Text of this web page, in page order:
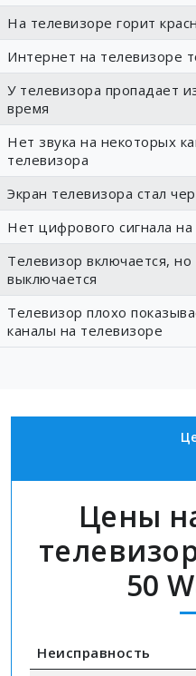
На телевизоре горит
Интернет на телевизоре
У телевизора пропадает
время
Нет звука на некоторых
телевизора
Экран телевизора стал
Нет цифрового сигнала
Телевизор включается, но
выключается
Телевизор плохо
каналы на телевизоре
Цены
50
Неисправность